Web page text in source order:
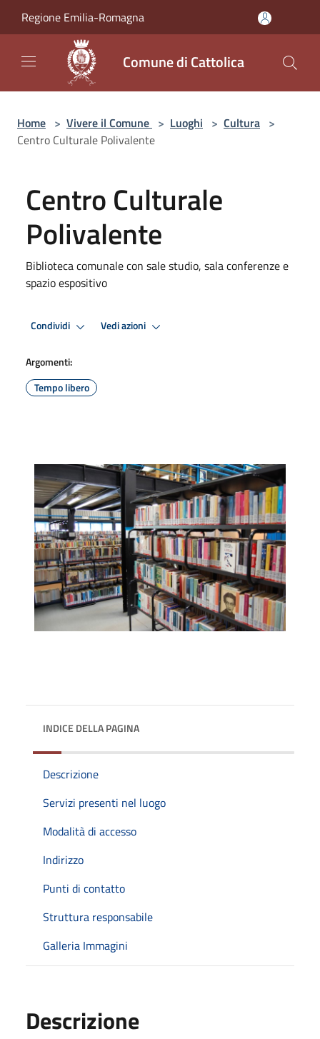
Regione Emilia-Romagna
Comune di Cattolica
Home > Vivere il Comune > Luoghi > Cultura >
Centro Culturale Polivalente
Centro Culturale
Polivalente
Biblioteca comunale con sale studio, sala conferenze e
spazio espositivo
Condividi Vedi azioni
Argomenti:
Tempo libero
INDICE DELLA PAGINA
Descrizione
Servizi presenti nel luogo
Modalità di accesso
Indirizzo
Punti di contatto
Struttura responsabile
Galleria Immagini
Descrizione